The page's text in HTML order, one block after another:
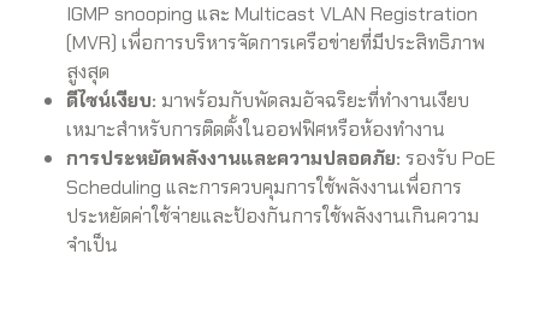
IGMP snooping และ Multicast VLAN Registration
(MVR) เพื่อการบริหารจัดการเครือข่ายที่มีประสิทธิภาพ
สูงสุด
ดีไซน์เงียบ: มาพร้อมกับพัดลมอัจฉริยะที่ทำงานเงียบ
เหมาะสำหรับการติดตั้งในออฟฟิศหรือห้องทำงาน
การประหยัดพลังงานและความปลอดภัย: รองรับ PoE
Scheduling และการควบคุมการใช้พลังงานเพื่อการ
ประหยัดค่าใช้จ่ายและป้องกันการใช้พลังงานเกินความ
จำเป็น